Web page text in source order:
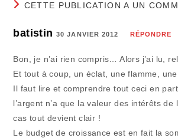
CETTE PUBLICATION A UN
batistin 30 JANVIER 2012 RÉPONDRE
Bon, je n’ai rien compris… Alors j’ai lu,
Et tout à coup, un éclat, une flamme,
Il faut lire et comprendre tout ceci en
l’argent n’a que la valeur des intérêts de
cas tout devient clair !
Le budget de croissance est en fait la